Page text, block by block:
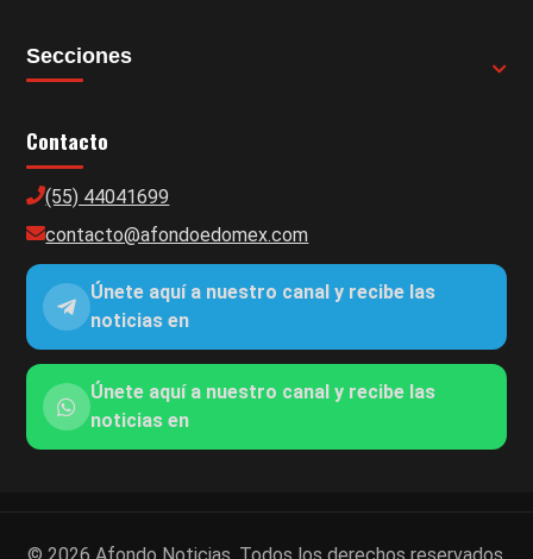
Secciones
Contacto
(55) 44041699
contacto@afondoedomex.com
Únete aquí a nuestro canal y recibe las
noticias en
Únete aquí a nuestro canal y recibe las
noticias en